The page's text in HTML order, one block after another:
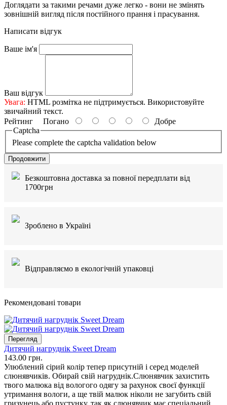
Доглядати за такими речами дуже легко - вони не змінять
зовнішній вигляд після постійного прання і прасування.
Написати відгук
Ваше ім'я
Ваш відгук
Увага: HTML розмітка не підтримується. Використовуйте
звичайний текст.
Рейтинг Погано
Добре
Captcha
Please complete the captcha validation below
Продовжити
Безкоштовна доставка за повної передплати від
1700грн
Зроблено в Україні
Відправляємо в екологічній упаковці
Рекомендовані товари
Перегляд
Дитячий нагруднік Sweet Dream
143.00 грн.
Улюблений сірий колір тепер присутній і серед моделей
слюнявчиків. Обирай свій нагруднік.Слюнявчик захистить
твого малюка від вологого одягу за рахунок своєї функції
утримання вологи, а ще твій малюк ніколи не загубить свій
гризунець або пустунку, так як слюнявчик має спеціальний